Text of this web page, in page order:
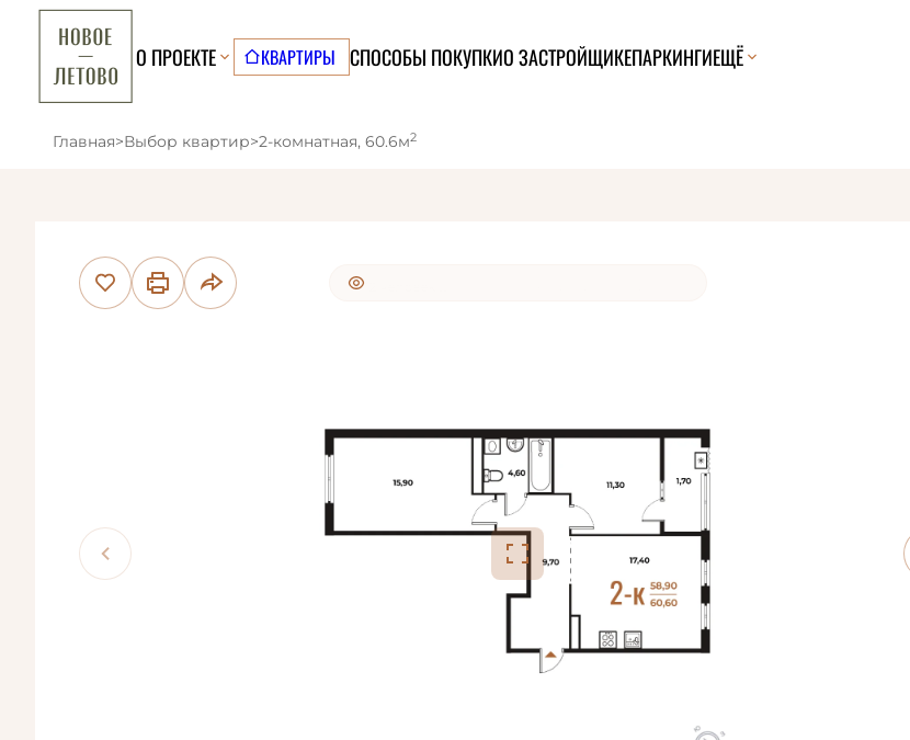
О ПРОЕКТЕ КВАРТИРЫ СПОСОБЫ ПОКУПКИО ЗАСТРОЙЩИКЕПАРКИНГИЕЩЁ
Главная>Выбор квартир>2-комнатная, 60.6м2